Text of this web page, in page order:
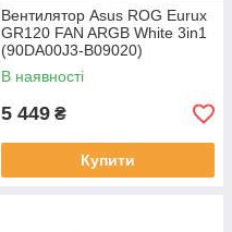
Вентилятор Asus ROG Eurux
GR120 FAN ARGB White 3in1
(90DA00J3-B09020)
В наявності
5 449 ₴
Купити